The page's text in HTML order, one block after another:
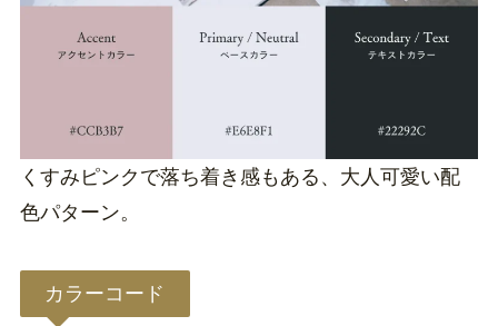
くすみピンクで落ち着き感もある、大人可愛い配
色パターン。
カラーコード